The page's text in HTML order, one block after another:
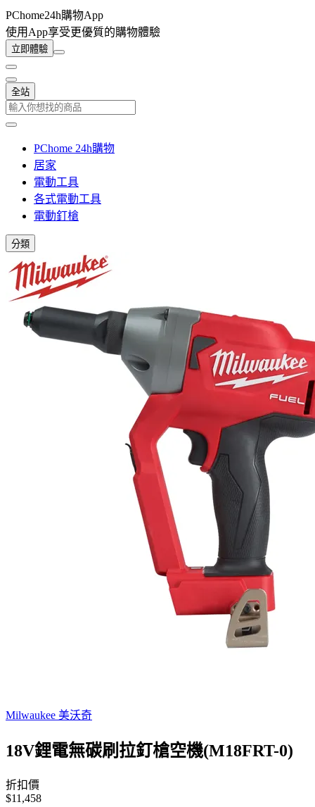
PChome24h購物App
使用App享受更優質的購物體驗
立即體驗
全站
PChome 24h購物
居家
電動工具
各式電動工具
電動釘槍
分類
Milwaukee 美沃奇
18V鋰電無碳刷拉釘槍空機(M18FRT-0)
折扣價
$11,458